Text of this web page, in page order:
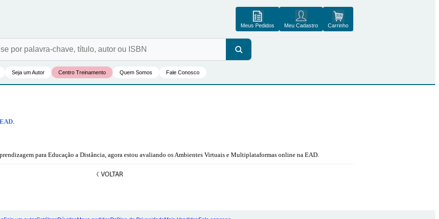
Meus Pedidos Meu Cadastro Carrinho
Seja um Autor Centro Treinamento Quem Somos Fale Conosco
.
para Educação a Distância, agora estou avaliando os Ambientes Virtuais e Multiplataformas online na EAD.